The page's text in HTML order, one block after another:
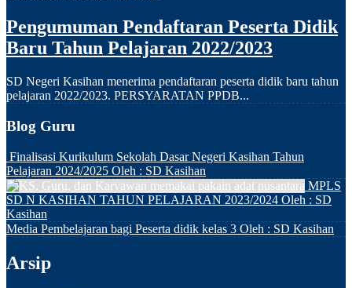
Pengumuman Pendaftaran Peserta Didik
Baru Tahun Pelajaran 2022/2023
SD Negeri Kasihan menerima pendaftaran peserta didik baru tahun
pelajaran 2022/2023. PERSYARATAN PPDB...
Blog Guru
Finalisasi Kurikulum Sekolah Dasar Negeri Kasihan Tahun
Pelajaran 2024/2025 Oleh : SD Kasihan
MPLS
SD N KASIHAN TAHUN PELAJARAN 2023/2024 Oleh : SD
Kasihan
Media Pembelajaran bagi Peserta didik kelas 3 Oleh : SD Kasihan
Arsip